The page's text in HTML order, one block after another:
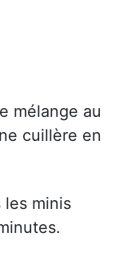
mélange au
cuillère en
les minis